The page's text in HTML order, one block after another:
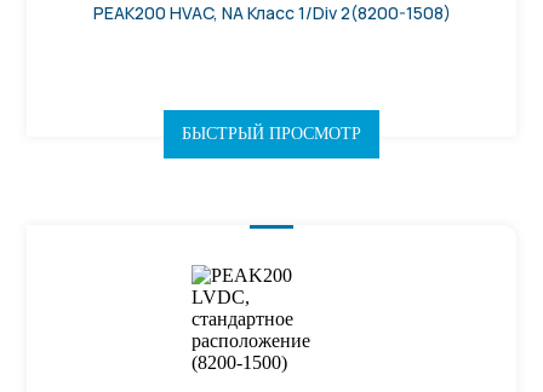
PEAK200 HVAC, NA Класс 1/Div 2(8200-1508)
БЫСТРЫЙ ПРОСМОТР